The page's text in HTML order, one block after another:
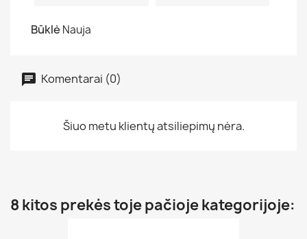
Būklė Nauja
Komentarai (0)
Šiuo metu klientų atsiliepimų nėra.
8 kitos prekės toje pačioje kategorijoje: